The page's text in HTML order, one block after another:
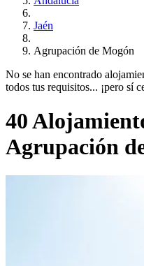
Jaén
Agrupación de Mogón
No se han encontrado
todos tus requisitos... ¡pero sí
40
Agrupación